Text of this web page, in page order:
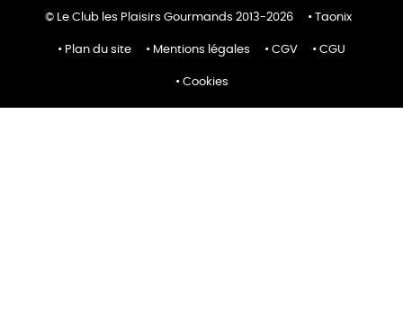
© Le Club les Plaisirs Gourmands 2013-2026 Taonix
Plan du site Mentions légales CGV CGU
Cookies